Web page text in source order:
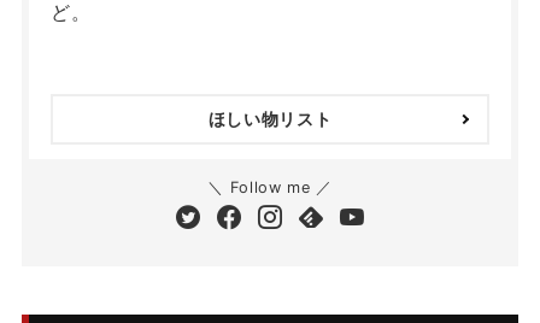
ど。
ほしい物リスト
＼ Follow me ／